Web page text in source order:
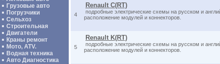
Грузовые авто
Погрузчики
Сельхоз
Строительная
Двигатели
Краны ремонт
Мото, ATV.
Водная техника
Авто Диагностика
4
Renault C(RT)
подробные электрические схемы на русском и
расположение модулей и коннекторов.
5
Renault K(RT)
подробные электрические схемы на русском и
расположение модулей и коннекторов.